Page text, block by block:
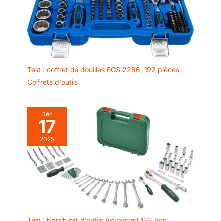
Test : coffret de douilles BGS 2286, 192 pièces
Coffrets d'outils
Déc
17
2025